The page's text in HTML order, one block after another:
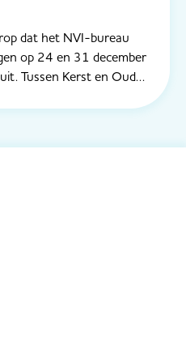
dat het NVI-bureau
op 24 en 31 december
Tussen Kerst en Oud &